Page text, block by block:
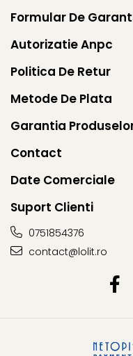
Formular De
Autorizatie Anpc
Politica De Retur
Metode De Plata
Garantia
Contact
Date Comerciale
Suport Clienti
0751854376
contact@lolit.ro